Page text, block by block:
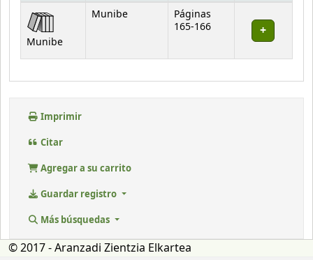
Existencias
Munibe
Munibe
Páginas
165-166
Imprimir
Citar
Agregar a su carrito
Guardar registro
Más búsquedas
© 2017 - Aranzadi Zientzia Elkartea